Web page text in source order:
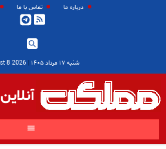
درباره ما تماس با ما
شنبه ۱۷ مرداد ۱۴۰۵ |
2026 August 8
آنلاین